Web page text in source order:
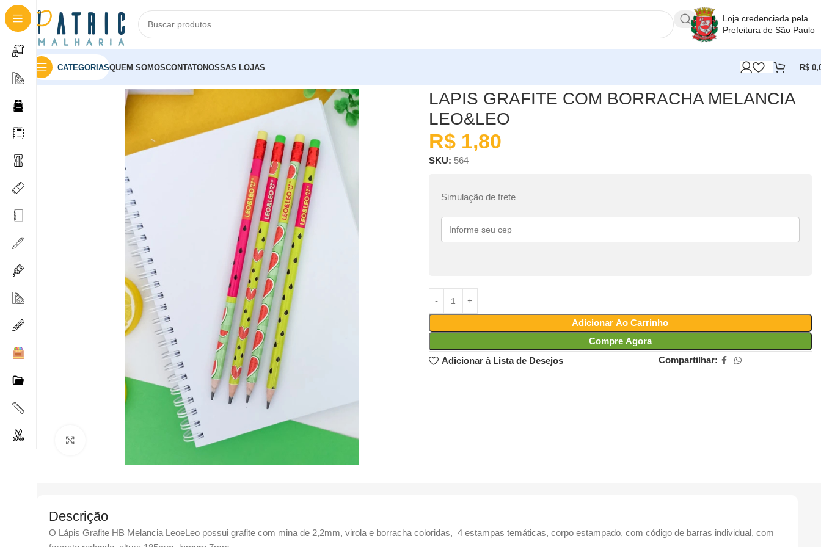
Loja credenciada pela
Prefeitura de São Paulo
CATEGORIASQUEM SOMOSCONTATONOSSAS LOJAS R$
Início Lápis LAPIS GRAFITE COM BORRACHA MELANCIA LEO&LEO
LAPIS GRAFITE COM BORRACHA MELANCIA
LEO&LEO
R$1,80
SKU: 564
Simulação de frete
Adicionar Ao Carrinho
Compre Agora
Adicionar à Lista de Desejos
Compartilhar:
Descrição
O Lápis Grafite HB Melancia LeoeLeo possui grafite com mina de 2,2mm, virola e borracha coloridas, 4 estampas temáticas, corpo estampado, com código de barras individual, com